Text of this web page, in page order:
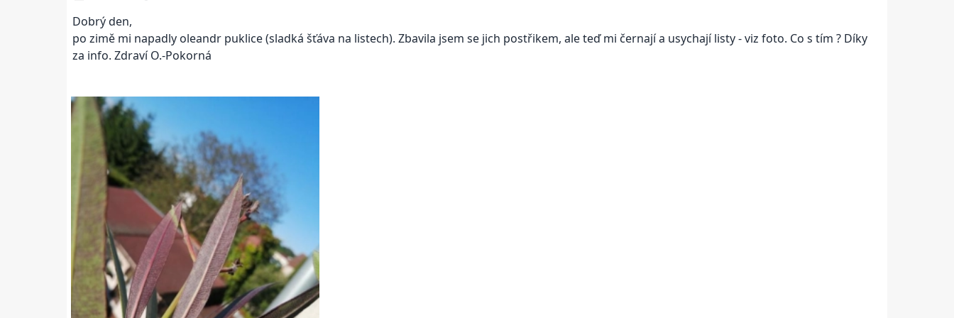
Dobrý den,
po zimě mi napadly oleandr puklice (sladká šťáva na listech). Zbavila jsem se jich postřikem, ale teď mi černají a usychají listy - viz foto. Co s tím ? Díky
za info. Zdraví O.-Pokorná